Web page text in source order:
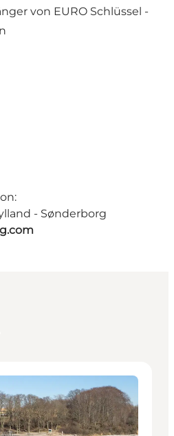
von EURO Schlüssel -
- Sønderborg